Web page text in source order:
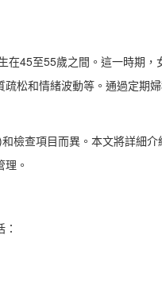
45至55歲之間。這一時期，
松和情緒波動等。通過定期
檢查項目而異。本文將詳細介
。